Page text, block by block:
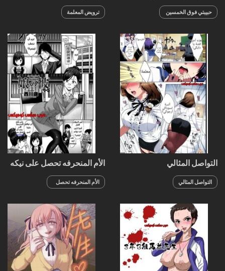
حبيبتي فوق الخمسين
الجزء 2
ترويض المعلمة
التواصل المثالي
التواصل المثالي
الأم المنحرفه تحصل على نيكه
من خطيب إبنتها
الأم المنحرفه تحصل
على نيكه من خطيب